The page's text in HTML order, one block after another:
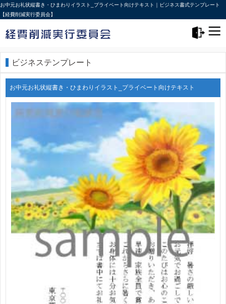
お中元お礼状縦書き・ひまわりイラスト_プライベート向けテキスト｜ビジネス書式テンプレート
【経費削減実行委員会】
ビジネステンプレート
お中元お礼状縦書き・ひまわりイラスト_プライベート向けテキスト